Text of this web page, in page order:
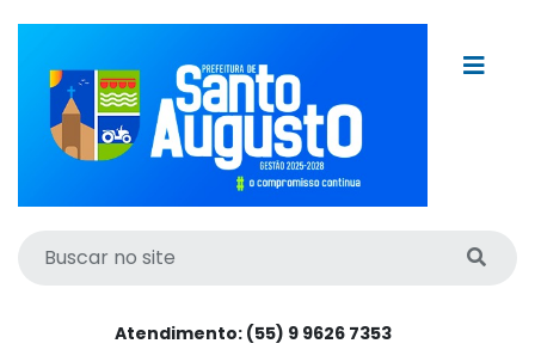
Atendimento: (55) 9 9626 7353